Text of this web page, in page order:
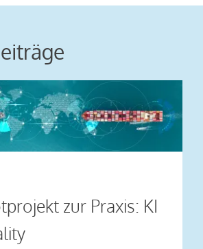
zur Praxis: KI